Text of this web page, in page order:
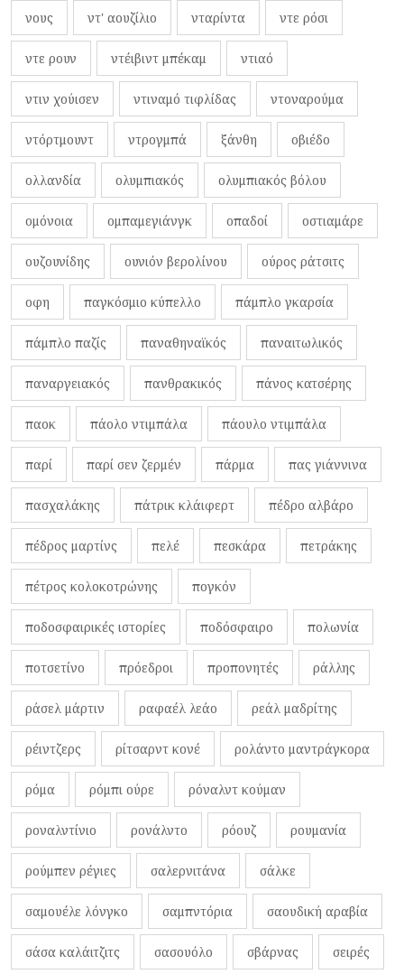
νους ντ' αουζίλιο νταρίντα ντε ρόσι
ντε ρουν ντέιβιντ μπέκαμ ντιαό
ντιν χούισεν ντιναμό τιφλίδας ντοναρούμα
ντόρτμουντ ντρογμπά ξάνθη οβιέδο
ολλανδία ολυμπιακός ολυμπιακός βόλου
ομόνοια ομπαμεγιάνγκ οπαδοί οστιαμάρε
ουζουνίδης ουνιόν βερολίνου ούρος ράτσιτς
οφη παγκόσμιο κύπελλο πάμπλο γκαρσία
πάμπλο παζίς παναθηναϊκός παναιτωλικός
παναργειακός πανθρακικός πάνος κατσέρης
παοκ πάολο ντιμπάλα πάουλο ντιμπάλα
παρί παρί σεν ζερμέν πάρμα πας γιάννινα
πασχαλάκης πάτρικ κλάιφερτ πέδρο αλβάρο
πέδρος μαρτίνς πελέ πεσκάρα πετράκης
πέτρος κολοκοτρώνης πογκόν
ποδοσφαιρικές ιστορίες ποδόσφαιρο πολωνία
ποτσετίνο πρόεδροι προπονητές ράλλης
ράσελ μάρτιν ραφαέλ λεάο ρεάλ μαδρίτης
ρέιντζερς ρίτσαρντ κονέ ρολάντο μαντράγκορα
ρόμα ρόμπι ούρε ρόναλντ κούμαν
ροναλντίνιο ρονάλντο ρόουζ ρουμανία
ρούμπεν ρέγιες σαλερνιτάνα σάλκε
σαμουέλε λόνγκο σαμπντόρια σαουδική αραβία
σάσα καλάιτζιτς σασουόλο σβάρνας σειρές